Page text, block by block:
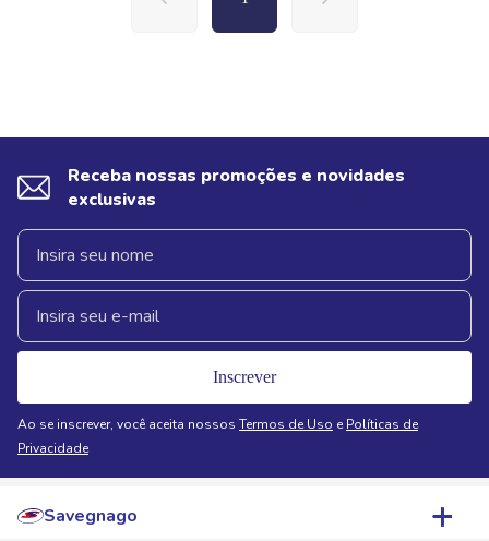
Receba nossas promoções e novidades
exclusivas
Inscrever
Ao se inscrever, você aceita nossos Termos de Uso e Políticas de
Privacidade
Savegnago